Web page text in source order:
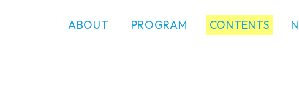
ABOUT PROGRAM CONTENTS